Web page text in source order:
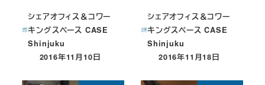
シェアオフィス＆コワー
キングスペース CASE
Shinjuku
投稿日
2016年11月10日
シェアオフィス＆コワー
キングスペース CASE
Shinjuku
投稿日
2016年11月18日